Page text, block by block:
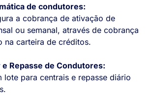
de condutores:
a cobrança de ativação de
ou semanal, através de cobrança
na carteira de créditos.
e Repasse de Condutores:
lote para centrais e repasse diário